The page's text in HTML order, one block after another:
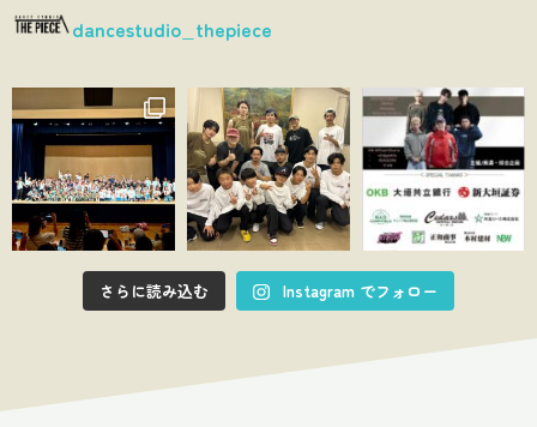
g
a
m
dancestudio_thepiece
さらに読み込む Instagram でフォロー